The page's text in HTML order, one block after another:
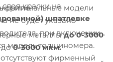
краски на
шпатлевке
металлыдо 0-3000
до0-3000 мкм.
оригинальные модели
не будет указано
при включении
модель толщиномера.
фирменный